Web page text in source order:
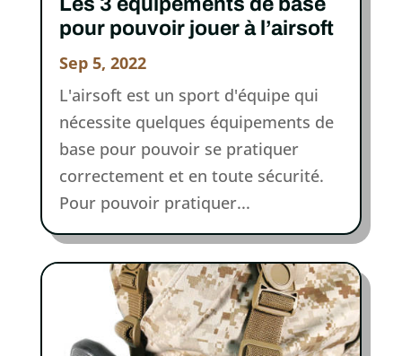
pour pouvoir jouer à l’airsoft
Sep 5, 2022
L'airsoft est un sport d'équipe qui
nécessite quelques équipements de
base pour pouvoir se pratiquer
correctement et en toute sécurité.
Pour pouvoir pratiquer...